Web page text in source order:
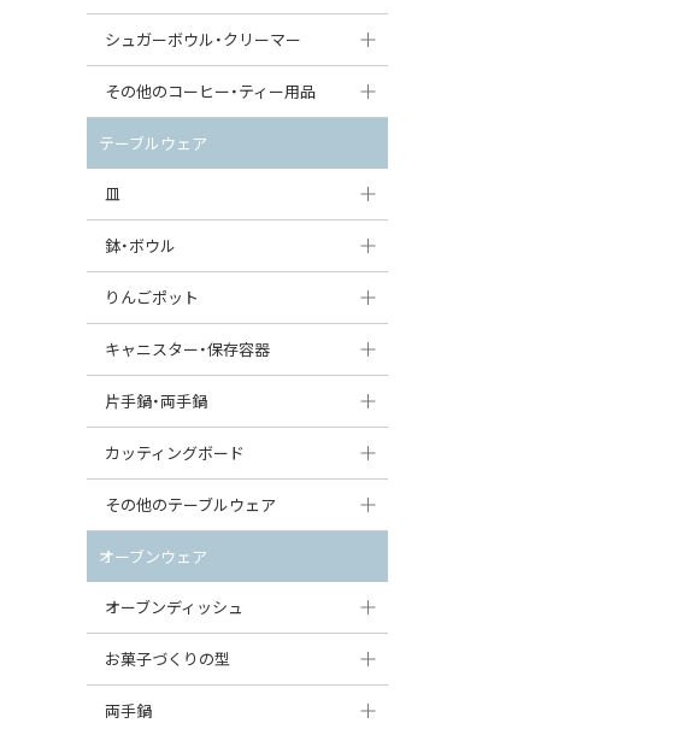
ティーポット
コーヒーポット
シュガーボウル・クリーマー
シュガーボウル
クリーマー
その他のコーヒー・ティー用品
ポットウォーマー
ピッチャー
コーヒードリッパー
すべて見る
テーブルウェア
皿
大皿（24cm〜）
中皿（18〜24cm）
丸皿
スープ皿
ダルマプレート
たまご型プレート
ハート型プレート
鉢・ボウル
大鉢（21cm〜）
中鉢（16〜21cm）
丸鉢・どんぶり・ボウル
茶碗
オーバルボウル
ハートボウル
りんごポット
りんごポット
りんごポット小
キャニスター・保存容器
キャニスター
つぼ
ガーリックポット
オニオンキャニスター
ガーリックキャニスター
片手鍋・両手鍋
ソースパン（片手鍋）
スープチュリーン
カッティングボード
角型カッティングボード
丸型カッティングボード
すべて見る
その他のテーブルウェア
調味料入れ
グレイヴィーボート
エッグカップ
オーブンウェア
オーブンディッシュ
大型（24cm〜）
中型（18〜24cm）
お菓子づくりの型
パウンド型
両手鍋